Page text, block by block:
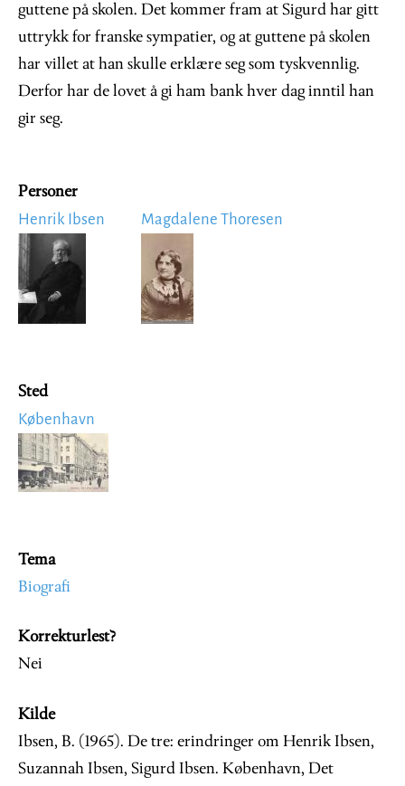
guttene på skolen. Det kommer fram at Sigurd har gitt
uttrykk for franske sympatier, og at guttene på skolen
har villet at han skulle erklære seg som tyskvennlig.
Derfor har de lovet å gi ham bank hver dag inntil han
gir seg.
Personer
Henrik Ibsen
Image
Magdalene Thoresen
Image
Sted
København
Image
Tema
Biografi
Korrekturlest?
Nei
Kilde
Ibsen, B. (1965). De tre: erindringer om Henrik Ibsen,
Suzannah Ibsen, Sigurd Ibsen. København, Det